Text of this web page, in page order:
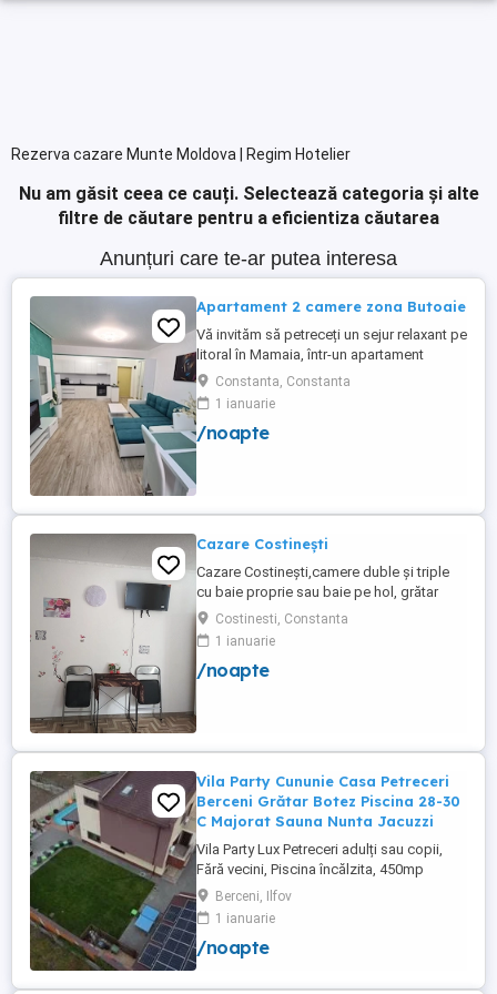
Rezerva cazare Munte Moldova | Regim Hotelier
Nu am găsit ceea ce cauți. Selectează categoria și alte
filtre de căutare pentru a eficientiza căutarea
Anunțuri care te-ar putea interesa
Apartament 2 camere zona Butoaie
Vă invităm să petreceți un sejur relaxant pe
litoral în Mamaia, într-un apartament
modern, situat în complexul Moonlight,
Residence, zona centrală una dintre cele
mai căutate locații din stațiune. Locație
excelentă la doar câțiva pași de plajă,
Constanta, Constanta
1 ianuarie
/noapte
Cazare Costinești
Cazare Costinești,camere duble și triple
cu baie proprie sau baie pe hol, grătar
frigider curte,parcare proprie , prețuri
începând de la 150 lei pe noapte,telefon
Costinesti, Constanta
1 ianuarie
/noapte
Vila Party Cununie Casa Petreceri
Berceni Grătar Botez Piscina 28-30
C Majorat Sauna Nunta Jacuzzi
Vila Party Lux Petreceri adulți sau copii,
Fără vecini, Piscina încălzita, 450mp
S+P+2E lângă București ( Berceni- Ilfov) ,
asfalt, Uber Bolt ,pentru cazare regim
hotelier, petreceri copii, pool party 30 ,
onomastici , nunti , botezuri, team building
party, ...
Berceni, Ilfov
1 ianuarie
/noapte